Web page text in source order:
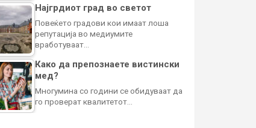
Најгрдиот град во светот
Повеќето градови кои имаат лоша
репутација во медиумите
вработуваат…
Како да препознаете вистински
мед?
Многумина со години се обидуваат да
го проверат квалитетот…